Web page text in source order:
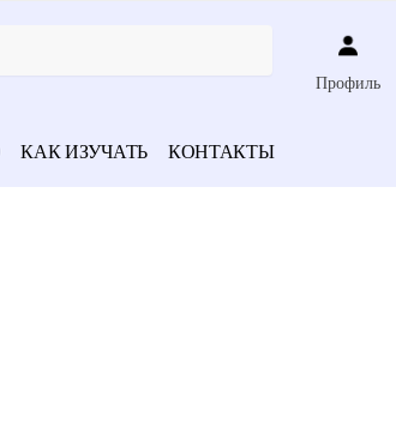
Профиль
КАК ИЗУЧАТЬ КОНТАКТЫ